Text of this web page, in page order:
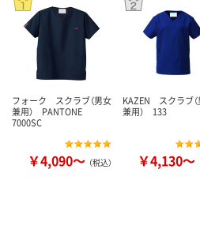
フォーク スクラブ（男女
兼用） PANTONE
7000SC
￥4,090～ （税込）
KAZEN スクラブ（
兼用） 133
￥4,130～